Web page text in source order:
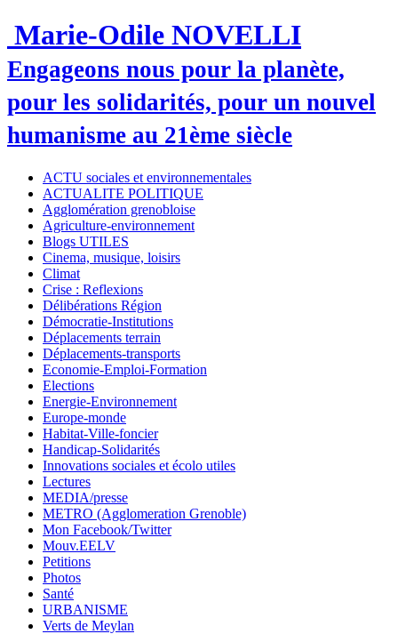
Marie-Odile NOVELLI
Engageons nous pour la planète,
pour les solidarités, pour un nouvel
humanisme au 21ème siècle
ACTU sociales et environnementales
ACTUALITE POLITIQUE
Agglomération grenobloise
Agriculture-environnement
Blogs UTILES
Cinema, musique, loisirs
Climat
Crise : Reflexions
Délibérations Région
Démocratie-Institutions
Déplacements terrain
Déplacements-transports
Economie-Emploi-Formation
Elections
Energie-Environnement
Europe-monde
Habitat-Ville-foncier
Handicap-Solidarités
Innovations sociales et écolo utiles
Lectures
MEDIA/presse
METRO (Agglomeration Grenoble)
Mon Facebook/Twitter
Mouv.EELV
Petitions
Photos
Santé
URBANISME
Verts de Meylan